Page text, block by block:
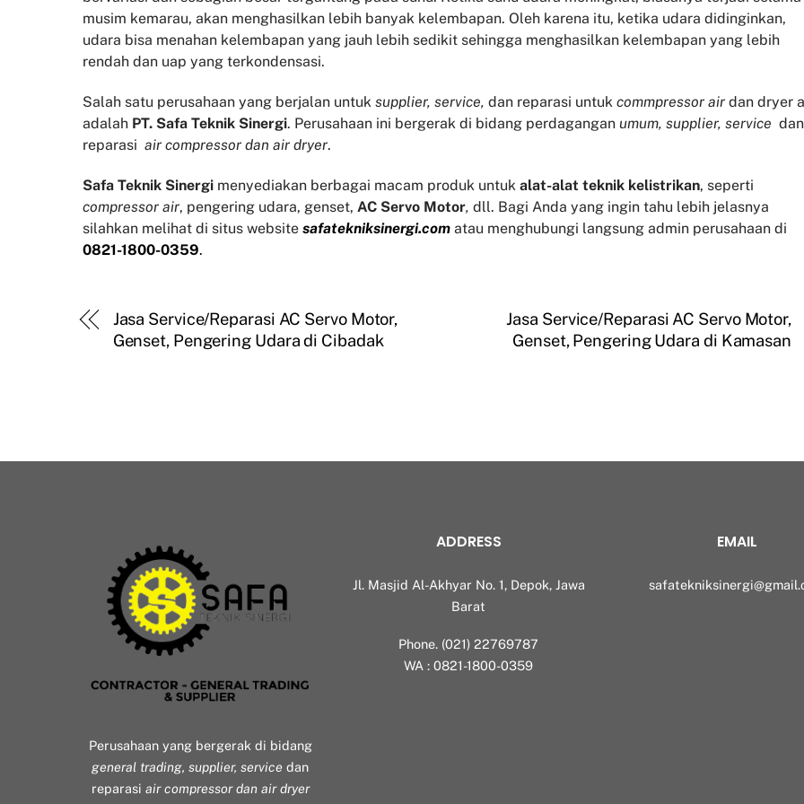
musim kemarau, akan menghasilkan lebih banyak kelembapan. Oleh karena itu, ketika udara didinginkan,
udara bisa menahan kelembapan yang jauh lebih sedikit sehingga menghasilkan kelembapan yang lebih
rendah dan uap yang terkondensasi.
Salah satu perusahaan yang berjalan untuk supplier, service, dan reparasi untuk commpressor air dan dryer
adalah PT. Safa Teknik Sinergi. Perusahaan ini bergerak di bidang perdagangan umum, supplier, service dan
reparasi air compressor dan air dryer.
Safa Teknik Sinergi menyediakan berbagai macam produk untuk alat-alat teknik kelistrikan, seperti
compressor air, pengering udara, genset, AC Servo Motor, dll. Bagi Anda yang ingin tahu lebih jelasnya
silahkan melihat di situs website safatekniksinergi.com atau menghubungi langsung admin perusahaan di
0821-1800-0359.
Jasa Service/Reparasi AC Servo Motor,
Genset, Pengering Udara di Cibadak
Jasa Service/Reparasi AC Servo Motor,
Genset, Pengering Udara di Kamasan
Perusahaan yang bergerak di bidang
general trading, supplier, service dan
reparasi air compressor dan air dryer
ADDRESS
Jl. Masjid Al-Akhyar No. 1, Depok, Jawa
Barat
Phone. (021) 22769787
WA : 0821-1800-0359
EMAIL